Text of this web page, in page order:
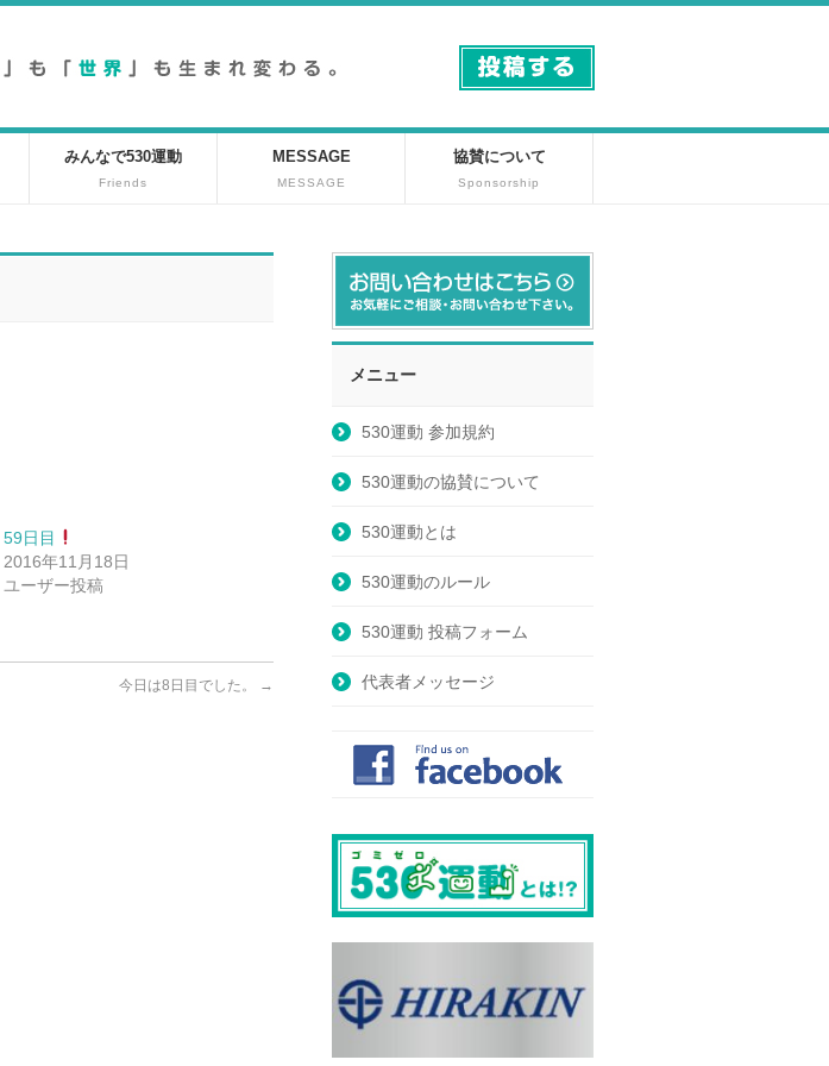
みんなで530運動
Friends
MESSAGE
MESSAGE
協賛について
Sponsorship
59日目
2016年11月18日
ユーザー投稿
今日は8日目でした。 →
メニュー
530運動 参加規約
530運動の協賛について
530運動とは
530運動のルール
530運動 投稿フォーム
代表者メッセージ